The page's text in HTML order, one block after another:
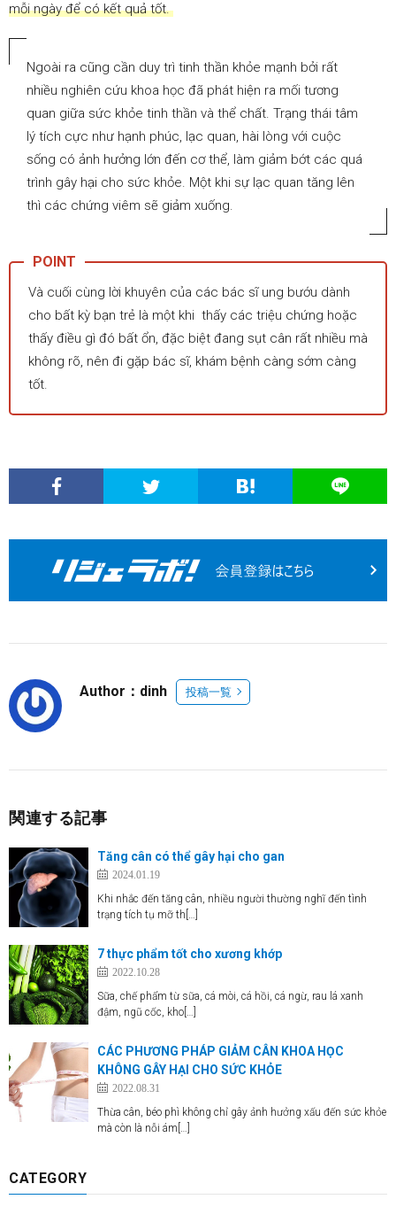
mỗi ngày để có kết quả tốt.
Ngoài ra cũng cần duy trì tinh thần khỏe mạnh bởi rất
nhiều nghiên cứu khoa học đã phát hiện ra mối tương
quan giữa sức khỏe tinh thần và thể chất. Trạng thái tâm
lý tích cực như hạnh phúc, lạc quan, hài lòng với cuộc
sống có ảnh hưởng lớn đến cơ thể, làm giảm bớt các quá
trình gây hại cho sức khỏe. Một khi sự lạc quan tăng lên
thì các chứng viêm sẽ giảm xuống.
Và cuối cùng lời khuyên của các bác sĩ ung bướu dành
cho bất kỳ bạn trẻ là một khi thấy các triệu chứng hoặc
thấy điều gì đó bất ổn, đặc biệt đang sụt cân rất nhiều mà
không rõ, nên đi gặp bác sĩ, khám bệnh càng sớm càng
tốt.
Author：dinh 投稿一覧
関連する記事
Tăng cân có thể gây hại cho gan
2024.01.19
Khi nhắc đến tăng cân, nhiều người thường nghĩ đến tình
trạng tích tụ mỡ th[…]
7 thực phẩm tốt cho xương khớp
2022.10.28
Sữa, chế phẩm từ sữa, cá mòi, cá hồi, cá ngừ, rau lá xanh
đậm, ngũ cốc, kho[…]
CÁC PHƯƠNG PHÁP GIẢM CÂN KHOA HỌC
KHÔNG GÂY HẠI CHO SỨC KHỎE
2022.08.31
Thừa cân, béo phì không chỉ gây ảnh hưởng xấu đến sức khỏe
mà còn là nỗi ám[…]
CATEGORY